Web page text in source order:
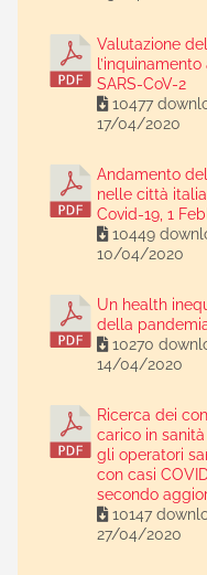
Valutazione
SARS-CoV-2
10477
17/04/2020
Andamento
nelle città
Covid-19, 1
10449
10/04/2020
Un health
della
10270
14/04/2020
Ricerca dei
carico in
gli operatori
con casi
secondo
10147
27/04/2020